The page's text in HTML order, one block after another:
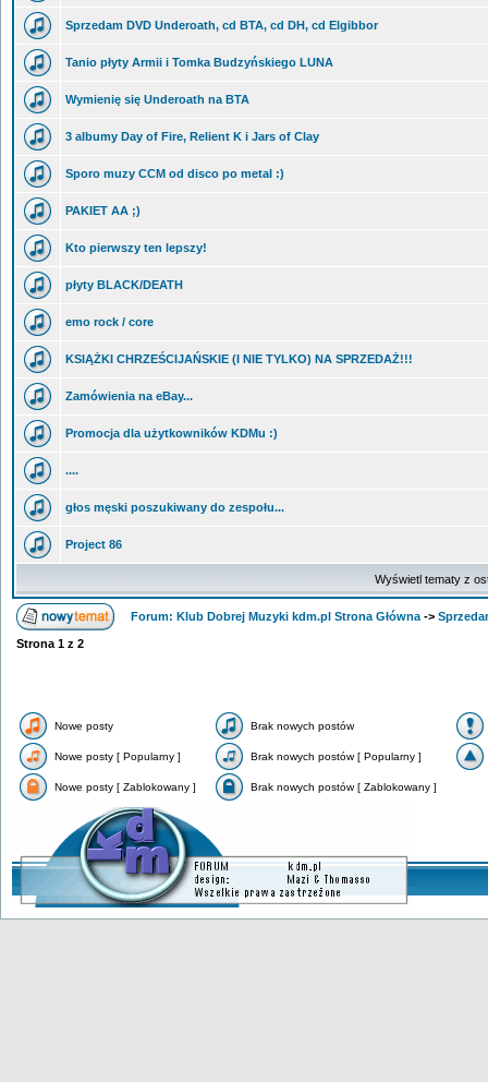
Sprzedam DVD Underoath, cd BTA, cd DH, cd Elgibbor
Tanio płyty Armii i Tomka Budzyńskiego LUNA
Wymienię się Underoath na BTA
3 albumy Day of Fire, Relient K i Jars of Clay
Sporo muzy CCM od disco po metal :)
PAKIET AA ;)
Kto pierwszy ten lepszy!
płyty BLACK/DEATH
emo rock / core
KSIĄŻKI CHRZEŚCIJAŃSKIE (I NIE TYLKO) NA SPRZEDAŻ!!!
Zamówienia na eBay...
Promocja dla użytkowników KDMu :)
....
głos męski poszukiwany do zespołu...
Project 86
Wyświetl tematy z
Forum: Klub Dobrej Muzyki kdm.pl Strona Główna ->
Strona 1 z 2
Nowe posty Brak nowych postów
Nowe posty [ Popularny ] Brak nowych postów [ Popularny ]
Nowe posty [ Zablokowany ] Brak nowych postów [ Zablokowany ]